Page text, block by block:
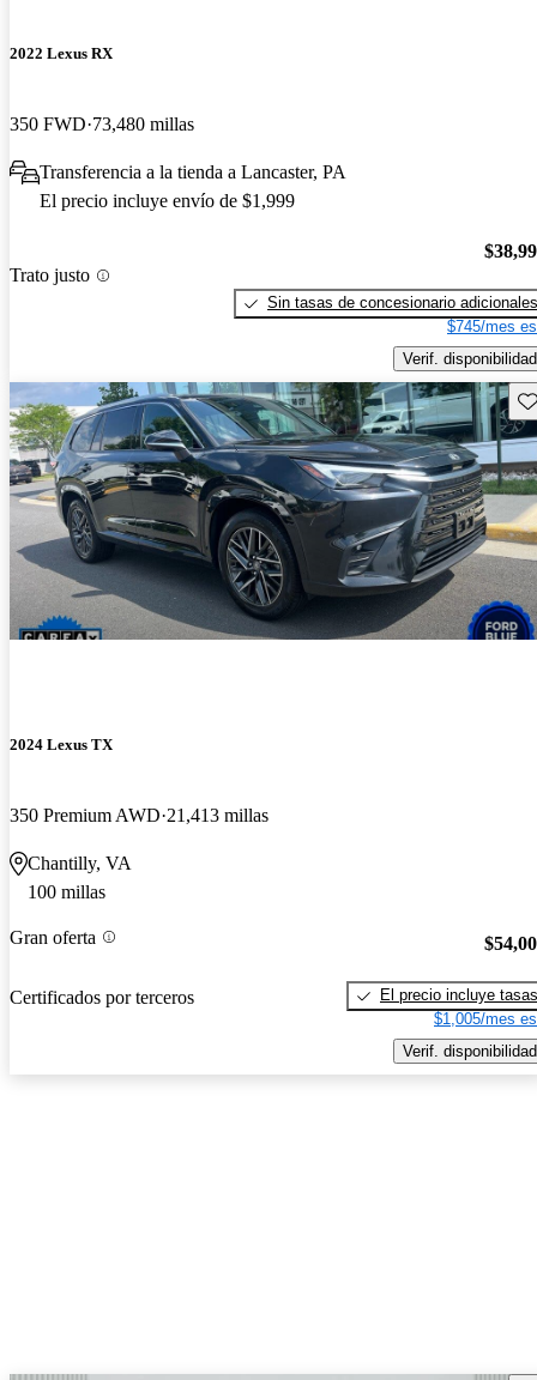
2022 Lexus RX
350 FWD 73,480 millas
Transferencia a la tienda a Lancaster, PA
El precio incluye envío de $1,999
Trato justo
Sin tasas de concesionario adicionales
$745/mes
Verif. disponibilidad
2024 Lexus TX
350 Premium AWD 21,413 millas
Chantilly, VA
100 millas
Gran oferta
Certificados por terceros
El precio incluye tasas
$1,005/mes
Verif. disponibilidad